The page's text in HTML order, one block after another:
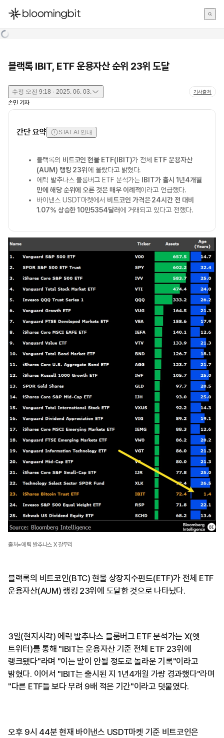
한국어
블랙록 IBIT, ETF 운용자산 순위 23위 도달
수정 오전 9:18 · 2025. 06. 03. 기사출처
손민 기자
간단 요약 STAT AI 안내
블랙록의 비트코인 현물 ETF(IBIT)가 전체 ETF 운용자산
(AUM) 랭킹 23위 에 올랐다고 밝혔다.
에릭 발추나스 블룸버그 ETF 분석가는 IBIT가 출시 1년4개월
만에 해당 순위에 오른 것은 매우 이례적이라고 언급했다.
바이낸스 USDT마켓에서 비트코인 가격은 24시간 전 대비
1.07% 상승한 10만5354달러에 거래되고 있다고 전했다.
출처=에릭 발추나스 X 갈무리
블랙록의 비트코인(BTC) 현물 상장지수펀드(ETF)가 전체 ETF
운용자산(AUM) 랭킹 23위에 도달한 것으로 나타났다.
3일(현지시각) 에릭 발추나스 블룸버그 ETF 분석가는 X(옛
트위터)를 통해 "IBIT는 운용자산 기준 전체 ETF 23위에
랭크됐다"라며 "이는 말이 안될 정도로 놀라운 기록"이라고
밝혔다. 이어서 "IBIT는 출시된 지 1년4개월 가량 경과했다"라며
"다른 ETF들 보다 무려 9배 적은 기간"이라고 덧붙였다.
오후 9시 44분 현재 바이낸스 USDT마켓 기준 비트코인은